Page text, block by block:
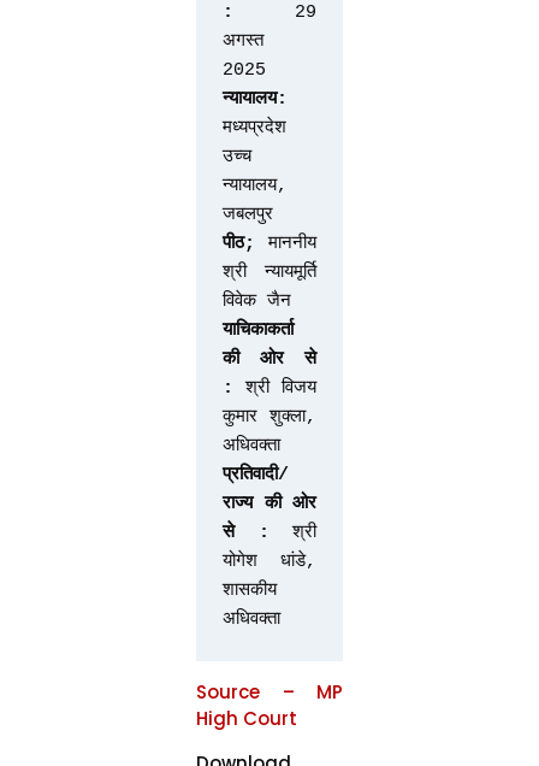
:
29
अगस्त
2025
मध्यप्रदेश
उच्च
न्यायालय,
जबलपुर
पीठ; माननीय
श्री न्यायमूर्ति
विवेक जैन
याचिकाकर्ता
की ओर से
:
श्री विजय
कुमार शुक्ला,
अधिवक्ता
प्रतिवादी/
राज्य की ओर
से : श्री
योगेश धांडे,
शासकीय
अधिवक्ता
Source – MP
High Court